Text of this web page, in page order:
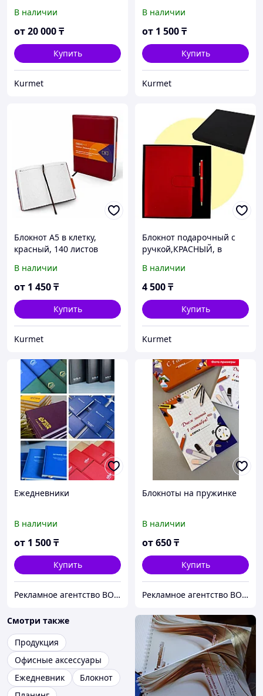
В наличии
от20 000₸
Купить
Kurmet
В наличии
от 1 500₸
Купить
Kurmet
Блокнот А5 в клетку,
красный, 140 листов
В наличии
от 1 450₸
Купить
Kurmet
Блокнот подарочный с
ручкой,КРАСНЫЙ, в
В наличии
4 500₸
Купить
Kurmet
Ежедневники
В наличии
от 1 500₸
Купить
Рекламное агентство ВОТ ТАК!
Блокноты на пружинке
В наличии
от650₸
Купить
Рекламное агентство ВОТ ТАК!
Смотри также
Продукция
Офисные аксессуары
Ежедневник
Блокнот